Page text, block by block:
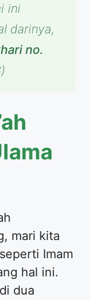
ini
darinya,
no.
)
mari kita
Imam
hal ini.
dua